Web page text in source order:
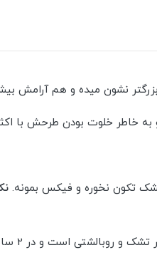
نشون میده و هم آرامش
به خاطر خلوت بودن طرحش با
تکون نخوره و فیکس بمونه.
است و در 2 سایز انتخابی موجوده.